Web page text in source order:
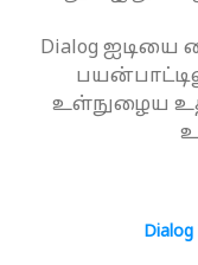
Dialog ஐடியை
உள்நுழைய